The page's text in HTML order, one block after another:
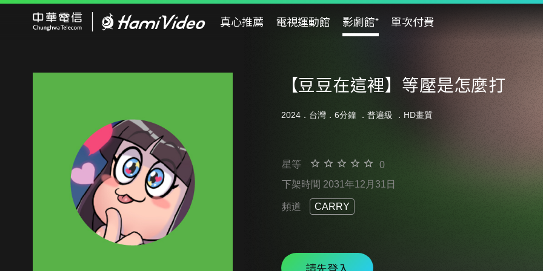
真心推薦 電視運動館 影劇館⁺ 單次付費
【豆豆在這裡】等壓是怎麼打
2024．台灣．6分鐘 ． 普遍級 ．HD畫質
星等
0
下架時間 2031年12月31日
頻道 CARRY